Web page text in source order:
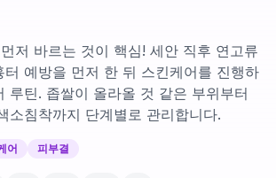
저 바르는 것이 핵심! 세안 직후 연고류
터 예방을 먼저 한 뒤 스킨케어를 진행하
루틴. 좁쌀이 올라올 것 같은 부위부터
소침착까지 단계별로 관리합니다.
어 피부결